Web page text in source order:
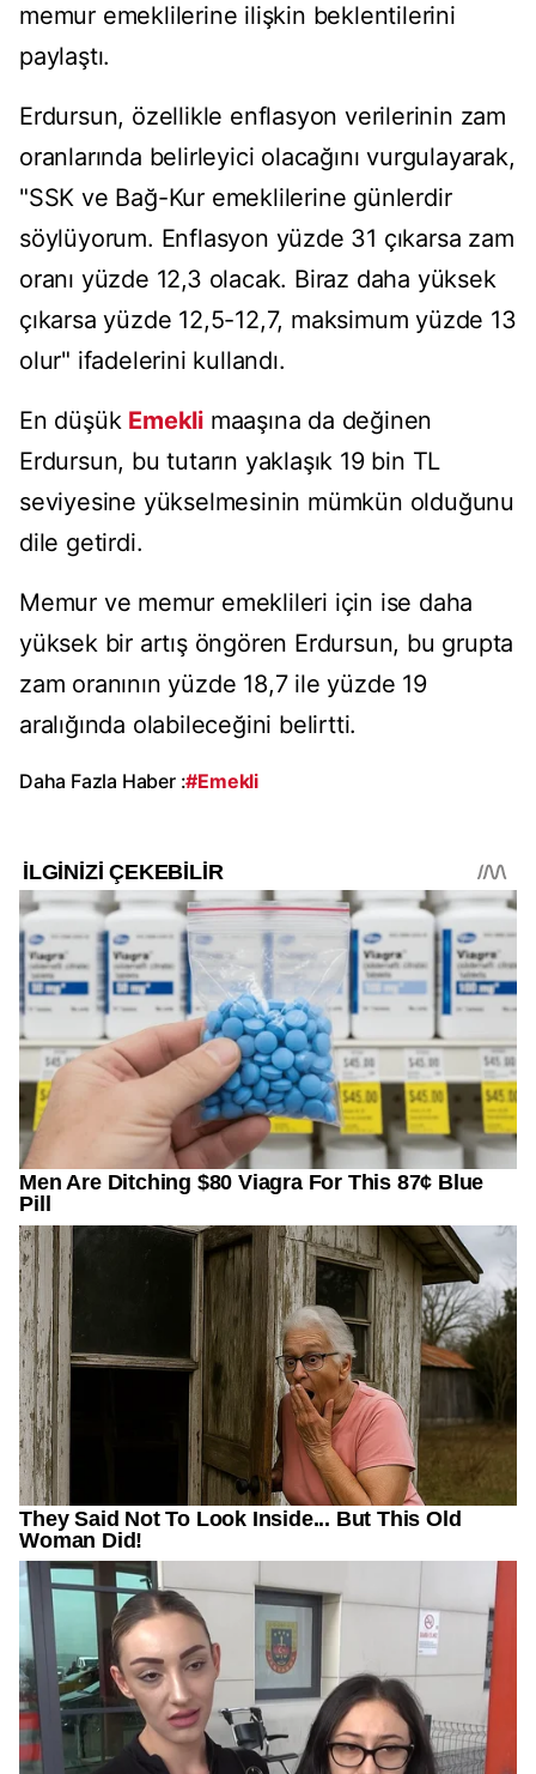
memur emeklilerine ilişkin beklentilerini
paylaştı.
Erdursun, özellikle enflasyon verilerinin zam
oranlarında belirleyici olacağını vurgulayarak,
"SSK ve Bağ-Kur emeklilerine günlerdir
söylüyorum. Enflasyon yüzde 31 çıkarsa zam
oranı yüzde 12,3 olacak. Biraz daha yüksek
çıkarsa yüzde 12,5-12,7, maksimum yüzde 13
olur" ifadelerini kullandı.
En düşük Emekli maaşına da değinen
Erdursun, bu tutarın yaklaşık 19 bin TL
seviyesine yükselmesinin mümkün olduğunu
dile getirdi.
Memur ve memur emeklileri için ise daha
yüksek bir artış öngören Erdursun, bu grupta
zam oranının yüzde 18,7 ile yüzde 19
aralığında olabileceğini belirtti.
Daha Fazla Haber :#Emekli